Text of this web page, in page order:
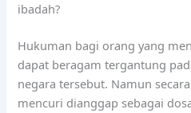
ibadah?
Hukuman bagi orang yang
dapat beragam tergantung
negara tersebut. Namun
mencuri dianggap sebagai